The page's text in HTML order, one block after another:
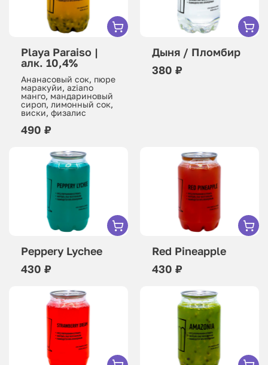
Playa Paraiso |
алк. 10,4%
Ананасовый сок, пюре
маракуйи, aziano
манго, мандариновый
сироп, лимонный сок,
виски, физалис
490 ₽
Дыня / Пломбир
380 ₽
Peppery Lychee
430 ₽
Red Pineapple
430 ₽